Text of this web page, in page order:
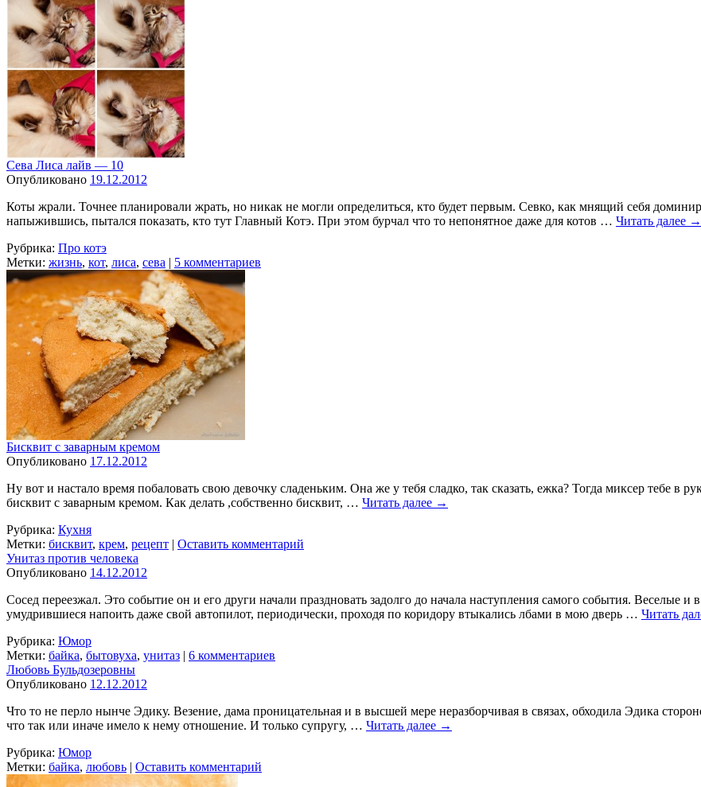
Сева Лиса лайв — 10
Опубликовано 19.12.2012
Коты жрали. Точнее планировали жрать, но никак не могли определиться, кто будет первым. Севко, как мнящий себя
напыжившись, пытался показать, кто тут Главный Котэ. При этом бурчал что то непонятное даже для котов … Читать далее →
Рубрика: Про котэ
Метки: жизнь, кот, лиса, сева | 5 комментариев
Бисквит с заварным кремом
Опубликовано 17.12.2012
Ну вот и настало время побаловать свою девочку сладеньким. Она же у тебя сладко, так сказать, ежка? Тогда миксер тебе в
бисквит с заварным кремом. Как делать ,собственно бисквит, … Читать далее →
Рубрика: Кухня
Метки: бисквит, крем, рецепт | Оставить комментарий
Унитаз против человека
Опубликовано 14.12.2012
Сосед переезжал. Это событие он и его други начали праздновать задолго до начала наступления самого события. Веселые
умудрившиеся напоить даже свой автопилот, периодически, проходя по коридору втыкались лбами в мою дверь … Читать
Рубрика: Юмор
Метки: байка, бытовуха, унитаз | 6 комментариев
Любовь Бульдозеровны
Опубликовано 12.12.2012
Что то не перло нынче Эдику. Везение, дама проницательная и в высшей мере неразборчивая в связах, обходила Эдика
что так или иначе имело к нему отношение. И только супругу, … Читать далее →
Рубрика: Юмор
Метки: байка, любовь | Оставить комментарий